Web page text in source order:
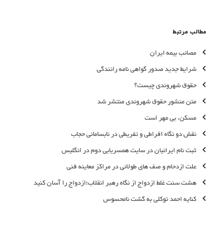
مطالب مرتبط
مصائب بیمه ایران
شرایط جدید صدور گواهی نامه رانندگی
حقوق شهروندی چیست؟
متن منشور حقوق شهروندی منتشر شد
مسکن، بی مهر است
نقش دو نگاه افراطی و تفریطی در نابسامانی حجاب
ثبت نام ایرانیان در سایت همسریابی دوم در انگلیس
علت ازدحام و صف های طولانی در مراکز معاینه فنی
هشت سنت غلط ازدواج از نگاه رهبر انقلاب؛ازدواج را آسان کنید
کنایه احمد توکلی به گشت نامحسوس